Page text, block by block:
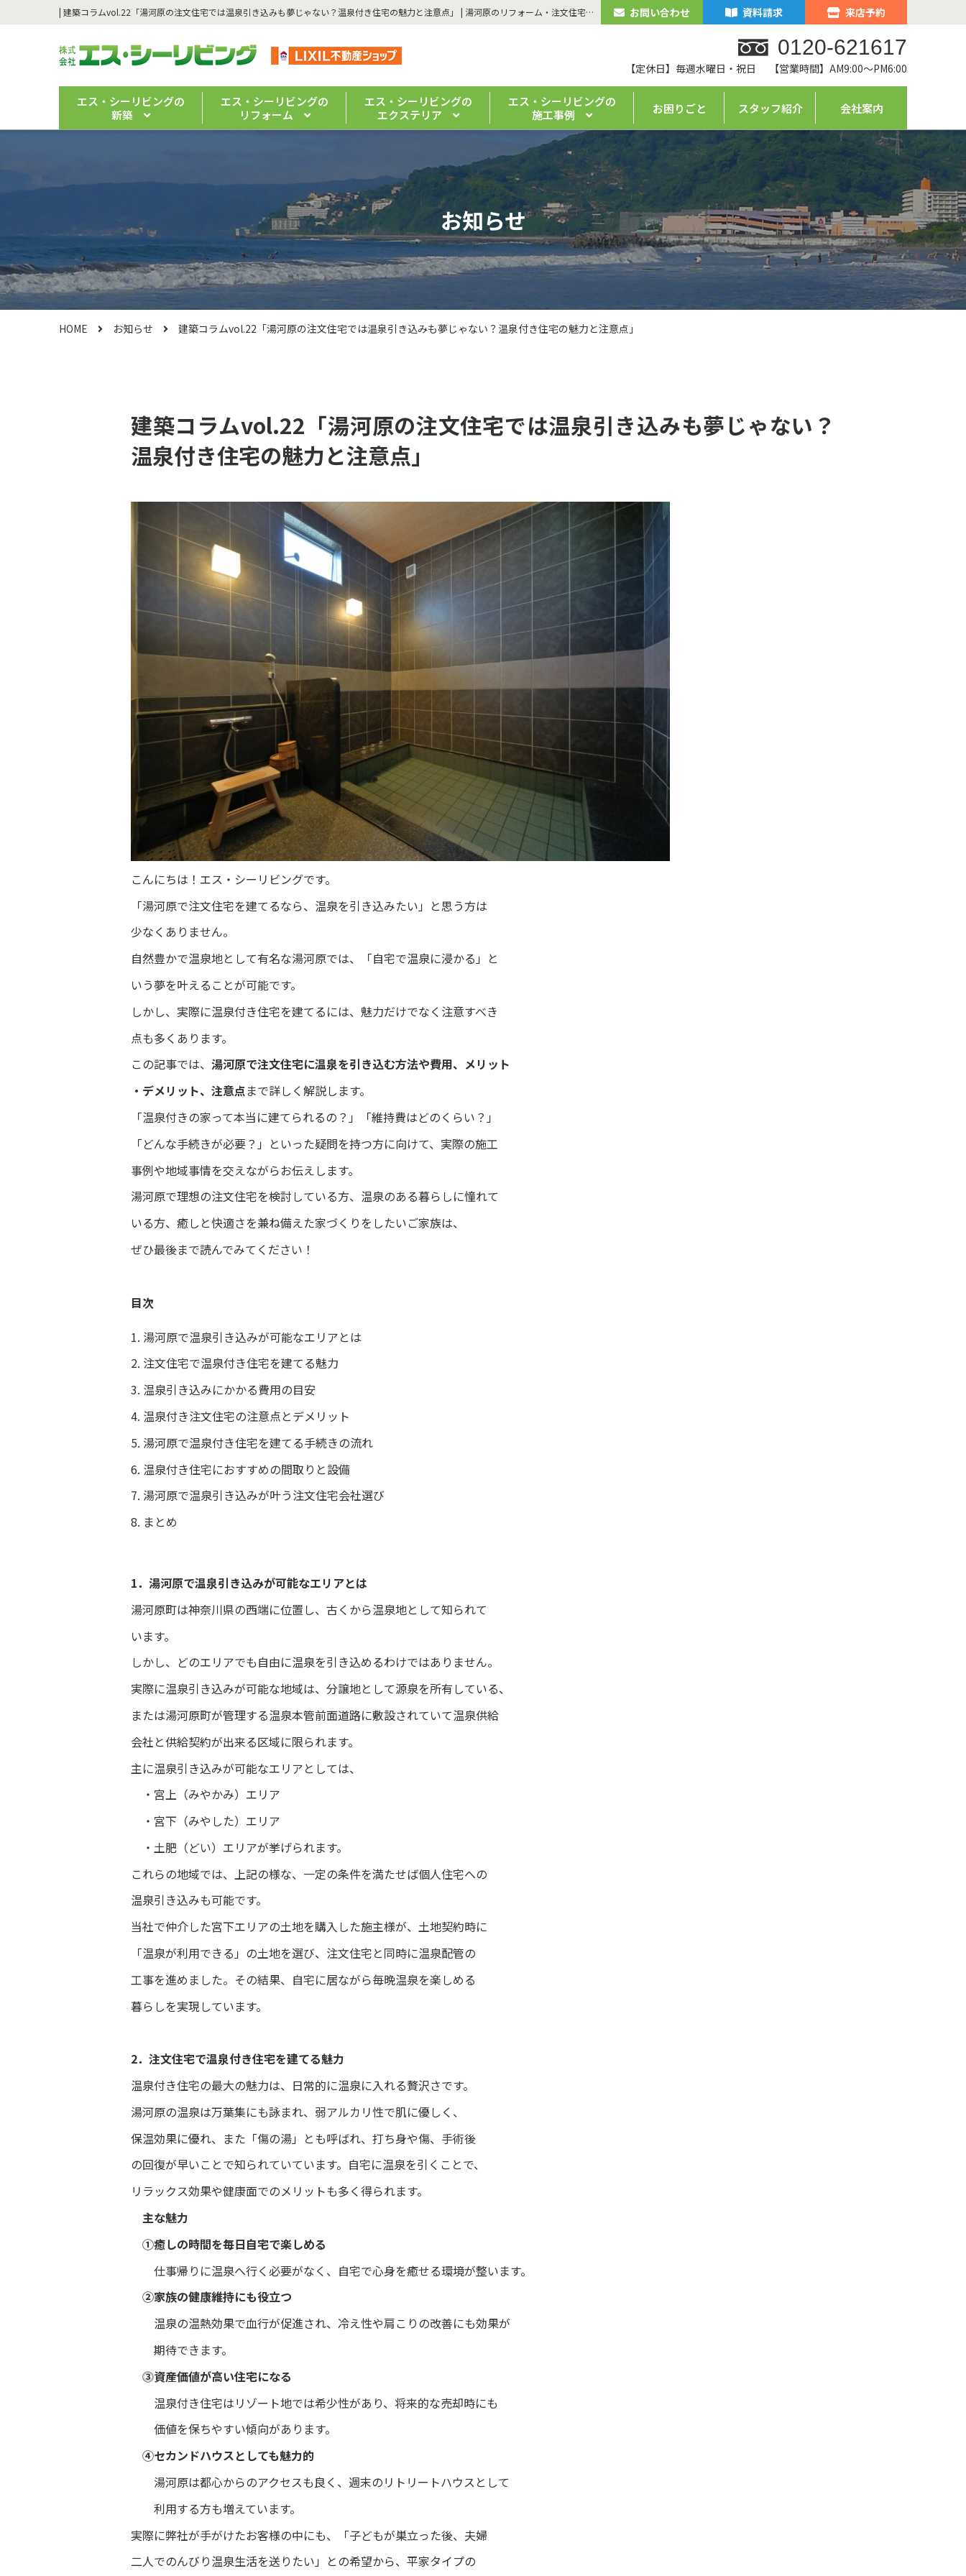
| 建築コラムvol.22「湯河原の注文住宅では温泉引き込みも夢じゃない？温泉付き住宅の魅力と注意点」 | 湯河原のリフォーム・注文住宅なら「エス・シーリビング」｜ 真鶴・熱海の新築・リノベーションもお任せください お問い合わせ 資料請求 来店予約
0120-621617
【定休日】毎週水曜日・祝日 【営業時間】AM9:00～PM6:00
エス・シーリビングの
新築
エス・シーリビングの
リフォーム
エス・シーリビングの
エクステリア
エス・シーリビングの
施工事例
お困りごと スタッフ紹介 会社案内
お知らせ
HOME お知らせ 建築コラムvol.22「湯河原の注文住宅では温泉引き込みも夢じゃない？温泉付き住宅の魅力と注意点」
建築コラムvol.22「湯河原の注文住宅では温泉引き込みも夢じゃない？
温泉付き住宅の魅力と注意点」
こんにちは！エス・シーリビングです。
「湯河原で注文住宅を建てるなら、温泉を引き込みたい」と思う方は
少なくありません。
自然豊かで温泉地として有名な湯河原では、「自宅で温泉に浸かる」と
いう夢を叶えることが可能です。
しかし、実際に温泉付き住宅を建てるには、魅力だけでなく注意すべき
点も多くあります。
この記事では、 湯河原で注文住宅に温泉を引き込む方法や費用、メリット
・デメリット、注意点まで詳しく解説します。
「温泉付きの家って本当に建てられるの？」「維持費はどのくらい？」
「どんな手続きが必要？」といった疑問を持つ方に向けて、実際の施工
事例や地域事情を交えながらお伝えします。
湯河原で理想の注文住宅を検討している方、温泉のある暮らしに憧れて
いる方、癒しと快適さを兼ね備えた家づくりをしたいご家族は、
ぜひ最後まで読んでみてください！
目次
湯河原で温泉引き込みが可能なエリアとは
注文住宅で温泉付き住宅を建てる魅力
温泉引き込みにかかる費用の目安
温泉付き注文住宅の注意点とデメリット
湯河原で温泉付き住宅を建てる手続きの流れ
温泉付き住宅におすすめの間取りと設備
湯河原で温泉引き込みが叶う注文住宅会社選び
まとめ
1．湯河原で温泉引き込みが可能なエリアとは
湯河原町は神奈川県の西端に位置し、古くから温泉地として知られて
います。
しかし、どのエリアでも自由に温泉を引き込めるわけではありません。
実際に温泉引き込みが可能な地域は、分譲地として源泉を所有している、
または湯河原町が管理する温泉本管前面道路に敷設されていて温泉供給
会社と供給契約が出来る区域に限られます。
主に温泉引き込みが可能なエリアとしては、
・宮上（みやかみ）エリア
・宮下（みやした）エリア
・土肥（どい）エリアが挙げられます。
これらの地域では、上記の様な、一定の条件を満たせば個人住宅への
温泉引き込みも可能です。
当社で仲介した宮下エリアの土地を購入した施主様が、土地契約時に
「温泉が利用できる」の土地を選び、注文住宅と同時に温泉配管の
工事を進めました。その結果、自宅に居ながら毎晩温泉を楽しめる
暮らしを実現しています。
2．注文住宅で温泉付き住宅を建てる魅力
温泉付き住宅の最大の魅力は、日常的に温泉に入れる贅沢さです。
湯河原の温泉は万葉集にも詠まれ、弱アルカリ性で肌に優しく、
保温効果に優れ、また「傷の湯」とも呼ばれ、打ち身や傷、手術後
の回復が早いことで知られていています。自宅に温泉を引くことで、
リラックス効果や健康面でのメリットも多く得られます。
主な魅力
①癒しの時間を毎日自宅で楽しめる
仕事帰りに温泉へ行く必要がなく、自宅で心身を癒せる環境が整います。
②家族の健康維持にも役立つ
温泉の温熱効果で血行が促進され、冷え性や肩こりの改善にも効果が
期待できます。
⓷資産価値が高い住宅になる
温泉付き住宅はリゾート地では希少性があり、将来的な売却時にも
価値を保ちやすい傾向があります。
④セカンドハウスとしても魅力的
湯河原は都心からのアクセスも良く、週末のリトリートハウスとして
利用する方も増えています。
実際に弊社が手がけたお客様の中にも、「子どもが巣立った後、夫婦
二人でのんびり温泉生活を送りたい」との希望から、平家タイプの